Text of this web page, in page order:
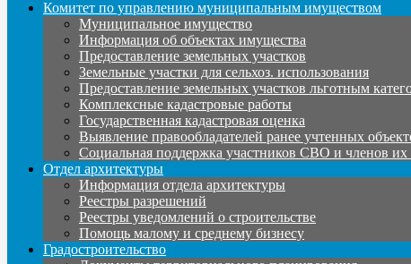
Комитет по управлению муниципальным имуществом
Муниципальное имущество
Информация об объектах имущества
Предоставление земельных участков
Земельные участки для сельхоз. использования
Предоставление земельных участков льготным
Комплексные кадастровые работы
Государственная кадастровая оценка
Выявление правообладателей ранее учтенных
Социальная поддержка участников СВО и членов их
Отдел архитектуры
Информация отдела архитектуры
Реестры разрешений
Реестры уведомлений о строительстве
Помощь малому и среднему бизнесу
Градостроительство